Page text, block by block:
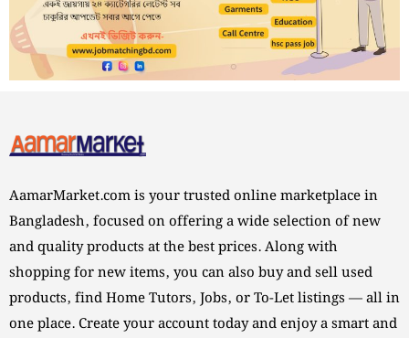
AamarMarket.com is your trusted online marketplace in
Bangladesh, focused on offering a wide selection of new
and quality products at the best prices. Along with
shopping for new items, you can also buy and sell used
products, find Home Tutors, Jobs, or To-Let listings — all in
one place. Create your account today and enjoy a smart and